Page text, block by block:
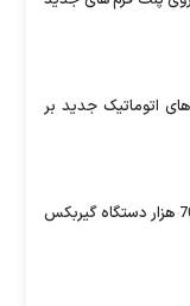
اتوماتیک جدید بر
شرکت هیوندای پاور تک سالیانه سه میلیون و 700 هزار دستگاه گیربکس